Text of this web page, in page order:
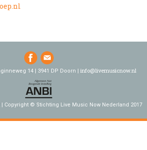
14 | 3941 DP Doorn | info@livemusicnow.nl
Copyright © Stichting Live Music Now Nederland 2017